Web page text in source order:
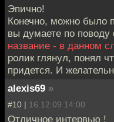
Эпично!
Конечно, можно было
вы думаете по
название - в данном
ролик глянул, понял
придется. И
alexis69 »
#10 | 16.12.09 14:00
Отличное интервью !